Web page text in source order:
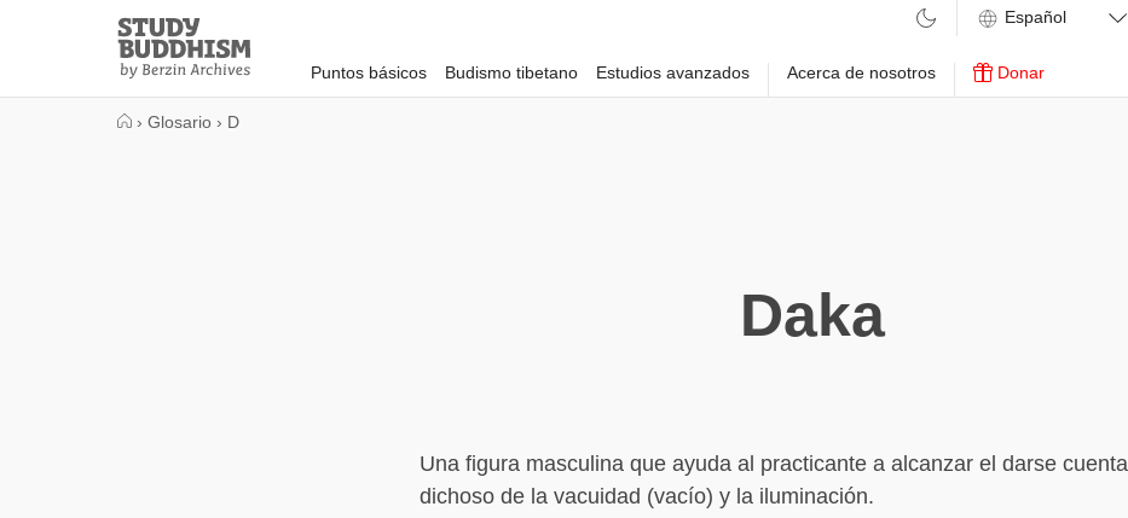
Study
Buddhism
Home
Puntos básicos Budismo tibetano Estudios avanzados Acerca de nosotros Donar
› Glosario › D
Daka
Una figura masculina que ayuda al practicante a alcanzar el darse cuenta
dichoso de la vacuidad (vacío) y la iluminación.